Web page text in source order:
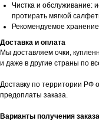
Чистка и обслуживание:
протирать мягкой
Рекомендуемое
Доставка и оплата
Мы доставляем очки,
и даже в другие страны по
Доставку по территории РФ
предоплаты заказа.
Варианты получения